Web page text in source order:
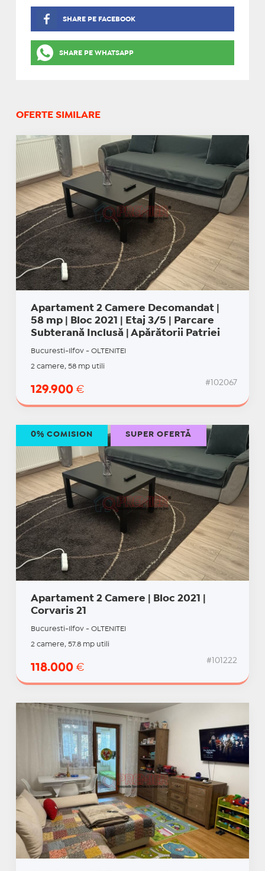
SHARE PE FACEBOOK
SHARE PE WHATSAPP
OFERTE SIMILARE
Apartament 2 Camere Decomandat |
58 mp | Bloc 2021 | Etaj 3/5 | Parcare
Subterană Inclusă | Apărătorii Patriei
Bucuresti-Ilfov - OLTENITEI
2 camere, 58 mp utili
129.900 €
#102067
Apartament 2 Camere | Bloc 2021 |
Corvaris 21
Bucuresti-Ilfov - OLTENITEI
2 camere, 57.8 mp utili
118.000 €
#101222
0% COMISION SUPER OFERTĂ